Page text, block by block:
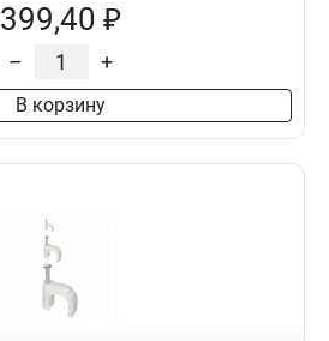
399,40 ₽
– +
В корзину